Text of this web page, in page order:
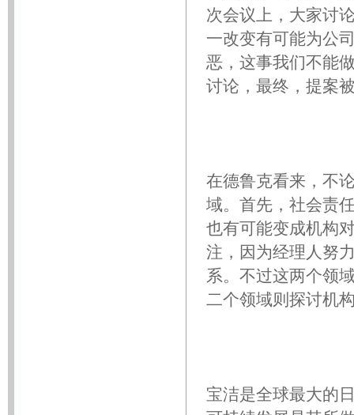
次会议上，大家讨
一改变有可能为公
恶，这事我们不能
讨论，最终，提案
在德鲁克看来，不
域。首先，社会责
也有可能变成机构
注，因为经理人努
系。不过这两个领
二个领域则探讨机
宝洁是全球最大的